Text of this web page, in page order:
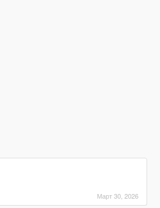
Март 30, 2026